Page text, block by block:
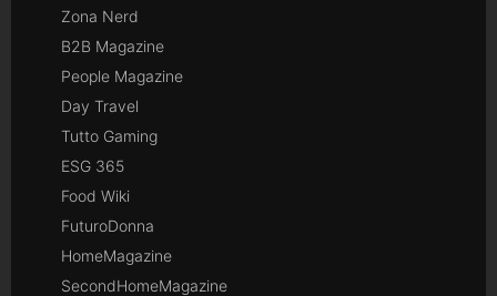
Zona Nerd
B2B Magazine
People Magazine
Day Travel
Tutto Gaming
ESG 365
Food Wiki
FuturoDonna
HomeMagazine
SecondHomeMagazine